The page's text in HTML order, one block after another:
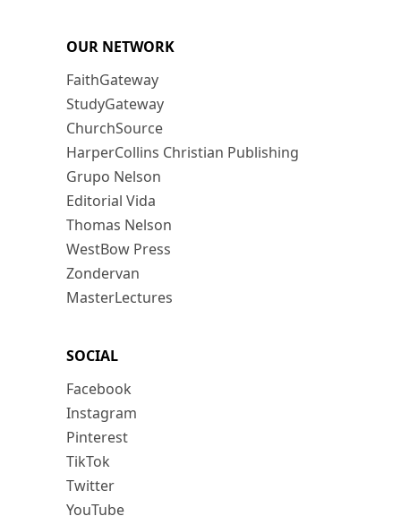
OUR NETWORK
FaithGateway
StudyGateway
ChurchSource
HarperCollins Christian Publishing
Grupo Nelson
Editorial Vida
Thomas Nelson
WestBow Press
Zondervan
MasterLectures
SOCIAL
Facebook
Instagram
Pinterest
TikTok
Twitter
YouTube